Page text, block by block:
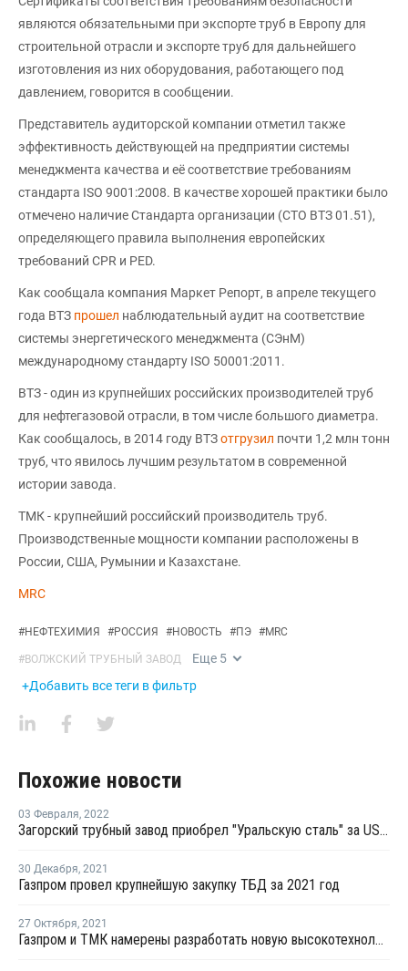
являются обязательными при экспорте труб в Европу для
строительной отрасли и экспорте труб для дальнейшего
изготовления из них оборудования, работающего под
давлением, говорится в сообщении.
Представитель аудиторской компании отметил также
эффективность действующей на предприятии системы
менеджмента качества и её соответствие требованиям
стандарта ISO 9001:2008. В качестве хорошей практики было
отмечено наличие Стандарта организации (СТО ВТЗ 01.51),
определяющего правила выполнения европейских
требований CPR и PED.
Как сообщала компания Маркет Репорт, в апреле текущего
года ВТЗ прошел наблюдательный аудит на соответствие
системы энергетического менеджмента (СЭнМ)
международному стандарту ISO 50001:2011.
ВТЗ - один из крупнейших российских производителей труб
для нефтегазовой отрасли, в том числе большого диаметра.
Как сообщалось, в 2014 году ВТЗотгрузил почти 1,2 млн тонн
труб, что явилось лучшим результатом в современной
истории завода.
ТМК - крупнейший российский производитель труб.
Производственные мощности компании расположены в
России, США, Румынии и Казахстане.
MRC
#НЕФТЕХИМИЯ #РОССИЯ #НОВОСТЬ #ПЭ #MRC
#ВОЛЖСКИЙ ТРУБНЫЙ ЗАВОД Еще 5
+Добавить все теги в фильтр
Похожие новости
03 Февраля, 2022
Загорский трубный завод приобрел "Уральскую сталь" за USD500 млн
30 Декабря, 2021
Газпром провел крупнейшую закупку ТБД за 2021 год
27 Октября, 2021
Газпром и ТМК намерены разработать новую высокотехнологичную трубную продукцию